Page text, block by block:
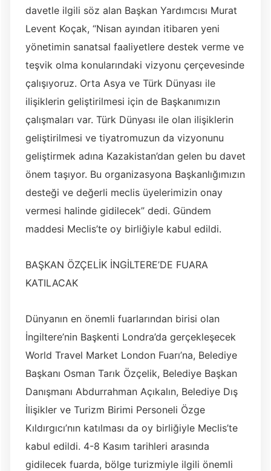
davetle ilgili söz alan Başkan Yardımcısı Murat
Levent Koçak, “Nisan ayından itibaren yeni
yönetimin sanatsal faaliyetlere destek verme ve
teşvik olma konularındaki vizyonu çerçevesinde
çalışıyoruz. Orta Asya ve Türk Dünyası ile
ilişiklerin geliştirilmesi için de Başkanımızın
çalışmaları var. Türk Dünyası ile olan ilişiklerin
geliştirilmesi ve tiyatromuzun da vizyonunu
geliştirmek adına Kazakistan’dan gelen bu davet
önem taşıyor. Bu organizasyona Başkanlığımızın
desteği ve değerli meclis üyelerimizin onay
vermesi halinde gidilecek” dedi. Gündem
maddesi Meclis’te oy birliğiyle kabul edildi.
BAŞKAN ÖZÇELİK İNGİLTERE’DE FUARA
KATILACAK
Dünyanın en önemli fuarlarından birisi olan
İngiltere’nin Başkenti Londra’da gerçekleşecek
World Travel Market London Fuarı’na, Belediye
Başkanı Osman Tarık Özçelik, Belediye Başkan
Danışmanı Abdurrahman Açıkalın, Belediye Dış
İlişikler ve Turizm Birimi Personeli Özge
Kıldırgıcı’nın katılması da oy birliğiyle Meclis’te
kabul edildi. 4-8 Kasım tarihleri arasında
gidilecek fuarda, bölge turizmiyle ilgili önemli